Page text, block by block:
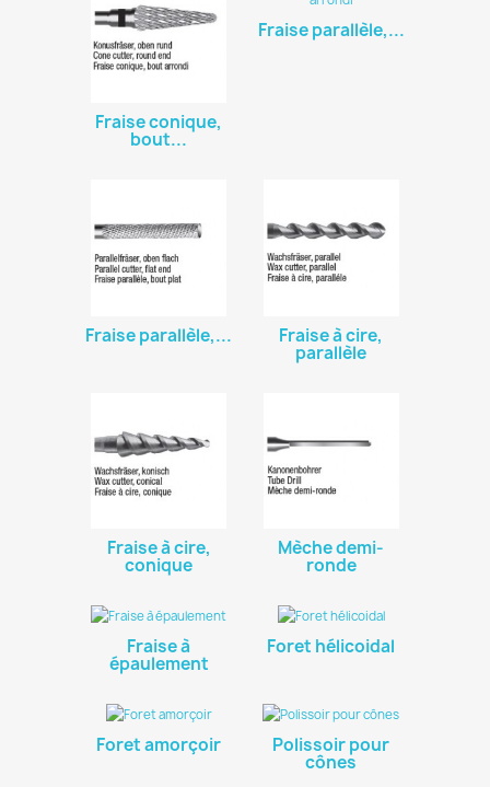
Fraise conique,
bout...
Fraise parallèle,...
Fraise parallèle,... Fraise à cire,
parallèle
Fraise à cire,
conique
Mèche demi-
ronde
Fraise à
épaulement
Foret hélicoidal
Foret amorçoir Polissoir pour
cônes